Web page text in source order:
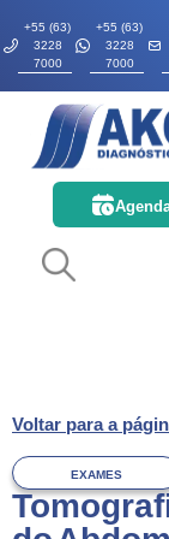
+55 (63)
3228
7000
+55 (63)
3228
7000
Voltar para a
EXAMES